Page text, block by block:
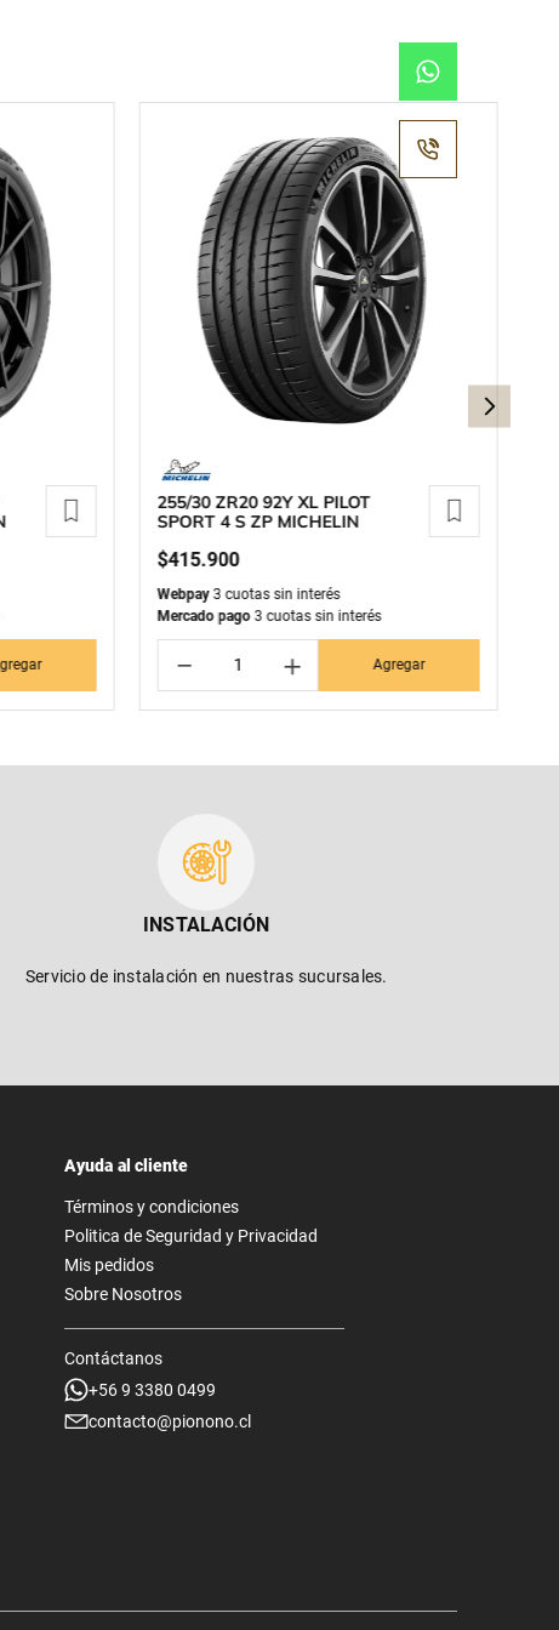
255/30 ZR20 92Y XL PILOT
SPORT 4 S ZP MICHELIN
$415.900
Webpay3 cuotas sin interés
Mercado pago3 cuotas sin interés
＋
－ Agregar
INSTALACIÓN
Servicio de instalación en nuestras sucursales.
Ayuda al cliente
Términos y condiciones
Politica de Seguridad y Privacidad
Mis pedidos
Sobre Nosotros
Contáctanos
+56 9 3380 0499
contacto@pionono.cl